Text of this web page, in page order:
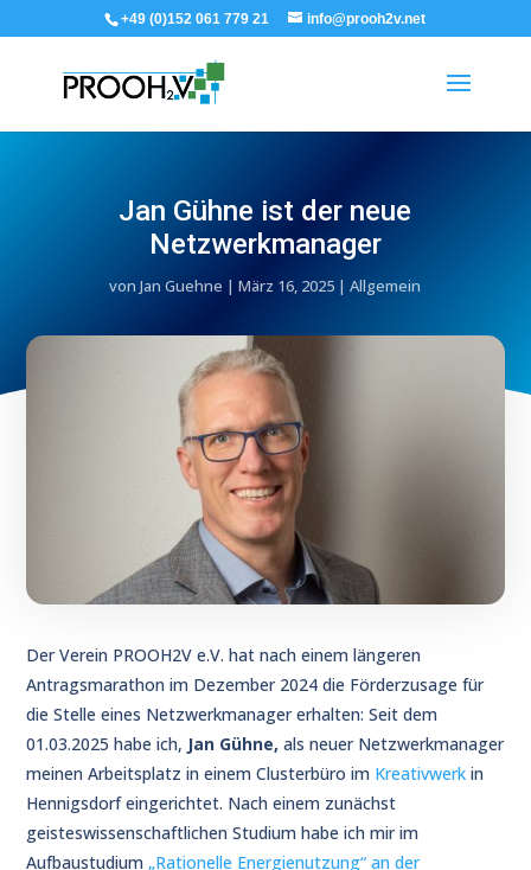
+49 (0)152 061 779 21 info@prooh2v.net
Jan Gühne ist der neue
Netzwerkmanager
vonJan Guehne |März 16, 2025 |Allgemein
Der Verein PROOH2V e.V. hat nach einem längeren
Antragsmarathon im Dezember 2024 die Förderzusage für
die Stelle eines Netzwerkmanager erhalten: Seit dem
01.03.2025 habe ich, Jan Gühne, als neuer Netzwerkmanager
meinen Arbeitsplatz in einem Clusterbüro im Kreativwerk in
Hennigsdorf eingerichtet. Nach einem zunächst
geisteswissenschaftlichen Studium habe ich mir im
Aufbaustudium „Rationelle Energienutzung“ an der